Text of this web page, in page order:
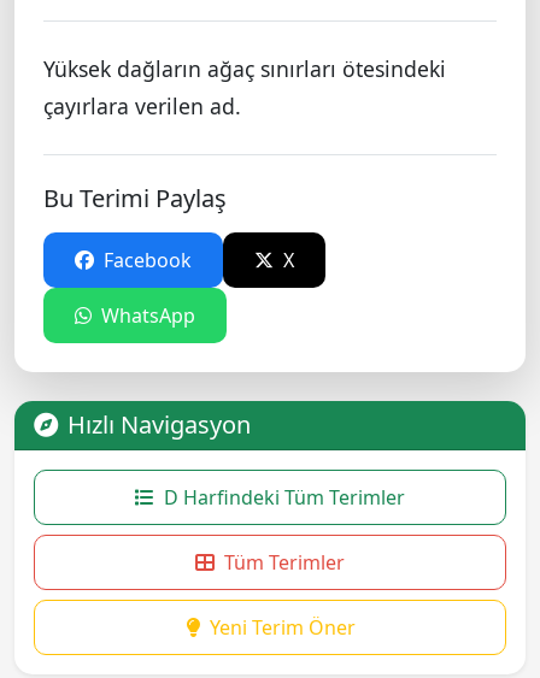
Yüksek dağların ağaç sınırları ötesindeki
çayırlara verilen ad.
Bu Terimi Paylaş
Facebook X
WhatsApp
Hızlı Navigasyon
D Harfindeki Tüm Terimler
Tüm Terimler
Yeni Terim Öner